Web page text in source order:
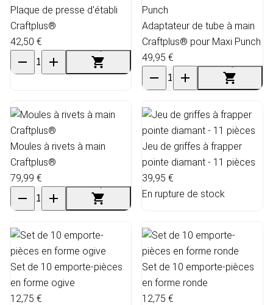
Plaque de presse d'établi
Craftplus®
42,50 €
Adaptateur de tube à main
Craftplus® pour Maxi Punch
49,95 €
Moules à rivets à main
Craftplus®
79,99 €
Jeu de griffes à frapper
pointe diamant - 11 pièces
39,95 €
En rupture de stock
Set de 10 emporte-pièces
en forme ogive
12,75 €
Set de 10 emporte-pièces
en forme ronde
12,75 €